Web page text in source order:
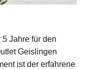
Jahre für den
Geislingen
ist der erfahrene